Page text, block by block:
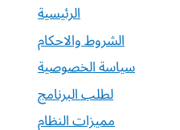
الرئيسية
الشروط والاحكام
سياسة الخصوصية
لطلب البرنامج
مميزات النظام